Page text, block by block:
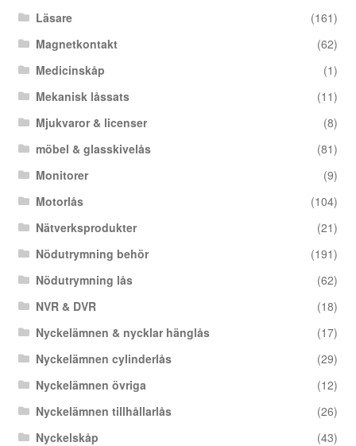
Läsare
(161)
Magnetkontakt
(62)
Medicinskåp
(1)
Mekanisk låssats
(11)
Mjukvaror & licenser
(8)
möbel & glasskivelås
(81)
Monitorer
(9)
Motorlås
(104)
Nätverksprodukter
(21)
Nödutrymning behör
(191)
Nödutrymning lås
(62)
NVR & DVR
(18)
Nyckelämnen & nycklar hänglås
(17)
Nyckelämnen cylinderlås
(29)
Nyckelämnen övriga
(12)
Nyckelämnen tillhållarlås
(26)
Nyckelskåp
(43)